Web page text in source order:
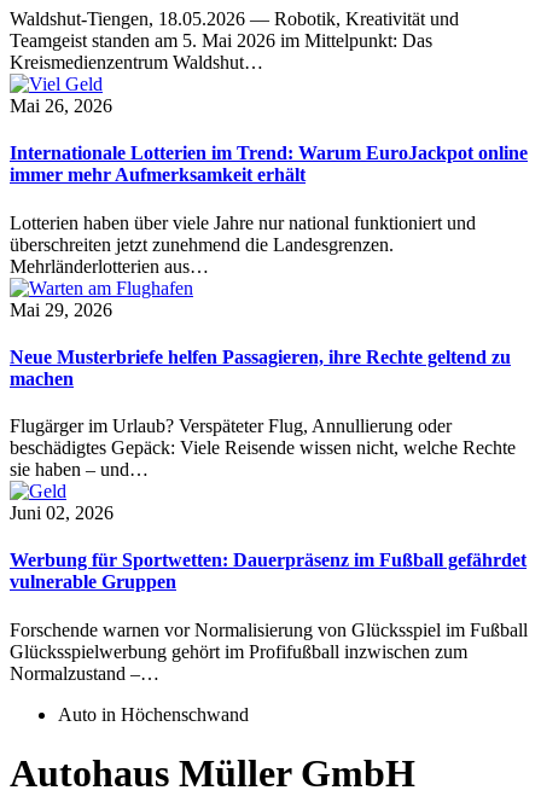
Waldshut-Tiengen, 18.05.2026 — Robotik, Kreativität und
Teamgeist standen am 5. Mai 2026 im Mittelpunkt: Das
Kreismedienzentrum Waldshut…
Mai 26, 2026
Internationale Lotterien im Trend: Warum EuroJackpot online
immer mehr Aufmerksamkeit erhält
Lotterien haben über viele Jahre nur national funktioniert und
überschreiten jetzt zunehmend die Landesgrenzen.
Mehrländerlotterien aus…
Mai 29, 2026
Neue Musterbriefe helfen Passagieren, ihre Rechte geltend zu
machen
Flugärger im Urlaub? Verspäteter Flug, Annullierung oder
beschädigtes Gepäck: Viele Reisende wissen nicht, welche Rechte
sie haben – und…
Juni 02, 2026
Werbung für Sportwetten: Dauerpräsenz im Fußball gefährdet
vulnerable Gruppen
Forschende warnen vor Normalisierung von Glücksspiel im Fußball
Glücksspielwerbung gehört im Profifußball inzwischen zum
Normalzustand –…
Auto in Höchenschwand
Autohaus Müller GmbH